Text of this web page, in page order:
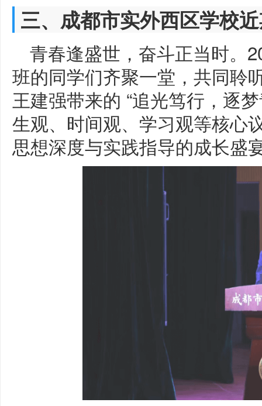
三、成都市实外西区学校
青春逢盛世，奋斗正当时。
班的同学们齐聚一堂，共同聆
王建强带来的 “追光笃行，逐
生观、时间观、学习观等核心
思想深度与实践指导的成长盛